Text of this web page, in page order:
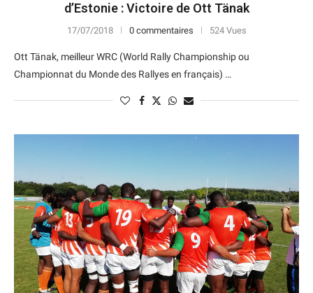
d’Estonie : Victoire de Ott Tänak
17/07/2018 0 commentaires 524 Vues
Ott Tänak, meilleur WRC (World Rally Championship ou
Championnat du Monde des Rallyes en français) …